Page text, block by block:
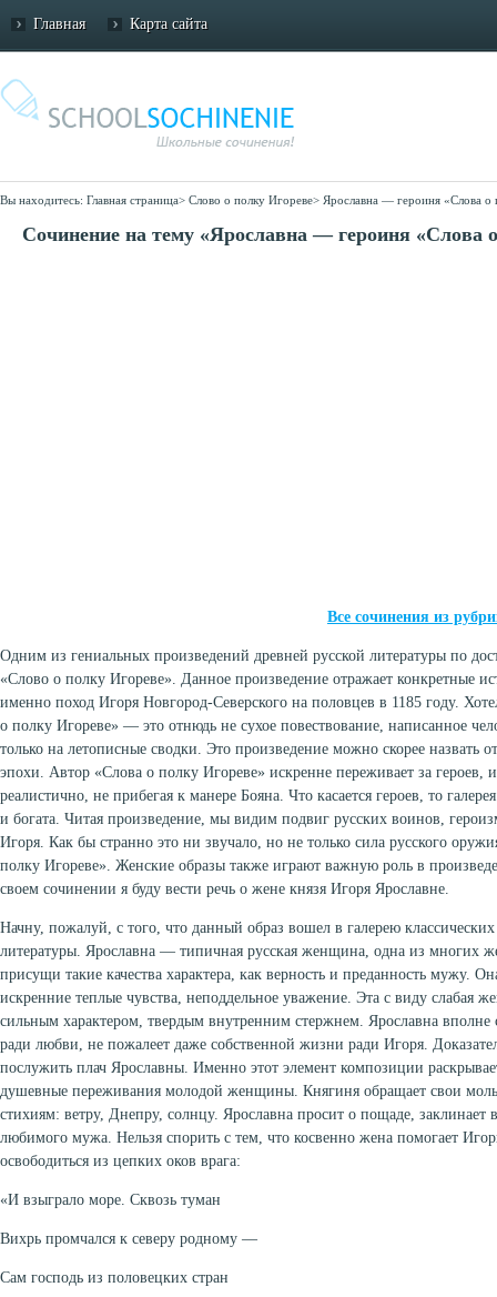
Главная Карта сайта
Вы находитесь: Главная страница> Слово о полку Игореве> Ярославна — героиня «Слова о
Сочинение на тему «Ярославна — героиня «Слова
Все сочинения из
Одним из гениальных произведений древней русской литературы по
«Слово о полку Игореве». Данное произведение отражает конкретные
именно поход Игоря Новгород-Северского на половцев в 1185 году.
о полку Игореве» — это отнюдь не сухое повествование, написанное
только на летописные сводки. Это произведение можно скорее назвать
эпохи. Автор «Слова о полку Игореве» искренне переживает за героев,
реалистично, не прибегая к манере Бояна. Что касается героев, то
и богата. Читая произведение, мы видим подвиг русских воинов,
Игоря. Как бы странно это ни звучало, но не только сила русского
полку Игореве». Женские образы также играют важную роль в
своем сочинении я буду вести речь о жене князя Игоря Ярославне.
Начну, пожалуй, с того, что данный образ вошел в галерею классических
литературы. Ярославна — типичная русская женщина, одна из многих
присущи такие качества характера, как верность и преданность мужу.
искренние теплые чувства, неподдельное уважение. Эта с виду слабая
сильным характером, твердым внутренним стержнем. Ярославна вполне
ради любви, не пожалеет даже собственной жизни ради Игоря.
послужить плач Ярославны. Именно этот элемент композиции
душевные переживания молодой женщины. Княгиня обращает свои
стихиям: ветру, Днепру, солнцу. Ярославна просит о пощаде, заклинает
любимого мужа. Нельзя спорить с тем, что косвенно жена помогает
освободиться из цепких оков врага:
«И взыграло море. Сквозь туман
Вихрь промчался к северу родному —
Сам господь из половецких стран